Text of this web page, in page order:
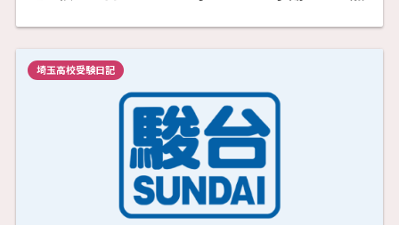
埼玉高校受験日記